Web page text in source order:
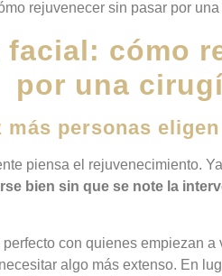
cómo
por una
más personas
piensa el rejuvenecimiento.
bien sin que se note la
con quienes empiezan
algo más extenso. En